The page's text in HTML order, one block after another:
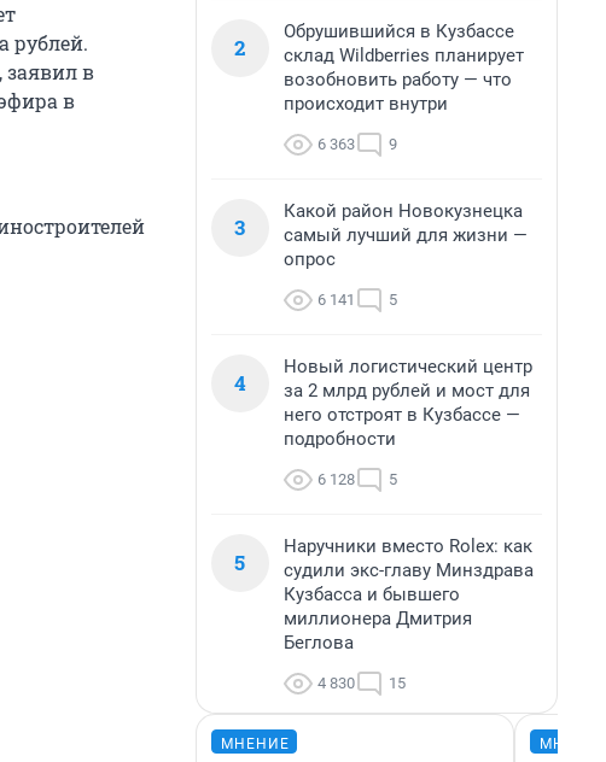
рублей.
в
в
2
Обрушившийся в Кузбассе
склад Wildberries планирует
возобновить работу — что
происходит внутри
6 363 9
3
Какой район Новокузнецка
самый лучший для жизни —
опрос
6 141 5
4
Новый логистический центр
за 2 млрд рублей и мост для
него отстроят в Кузбассе —
подробности
6 128 5
5
Наручники вместо Rolex: как
судили экс-главу Минздрава
Кузбасса и бывшего
миллионера Дмитрия
Беглова
4 830 15
МНЕНИЕ